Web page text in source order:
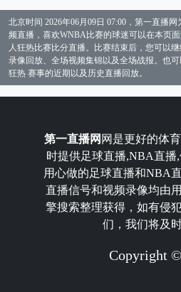
北京时间 2026年06月09日 07:00，第一直播
频直播，喜欢WNBA比赛的球迷可以在本页
人狂热比赛比分直播。比赛结束后，您可以
录像回放、全场视频集锦以及全场战报。也
狂热 赛事的近期以及历史直播回放。
第一直播网 网是更好的体
时提供足球直播,NBA直播
用心做的足球直播和NBA
直播信号和视频录像均由
擎搜索整理获得，如有侵
们，我们将及时
Copyright